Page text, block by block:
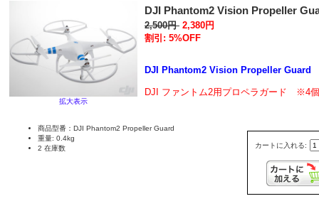
拡大表示
DJI Phantom2 Vision Propeller
2,500円 2,380円
割引: 5%OFF
DJI Phantom2 Vision Propeller Guard
DJI ファントム2用プロペラガード ※4
カートに入れる:
商品型番：DJI Phantom2 Propeller Guard
重量: 0.4kg
2 在庫数